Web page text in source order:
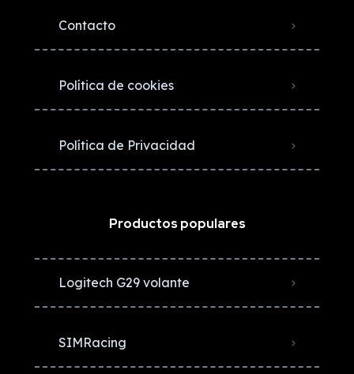
Contacto
Política de cookies
Política de Privacidad
Productos populares
Logitech G29 volante
SIMRacing